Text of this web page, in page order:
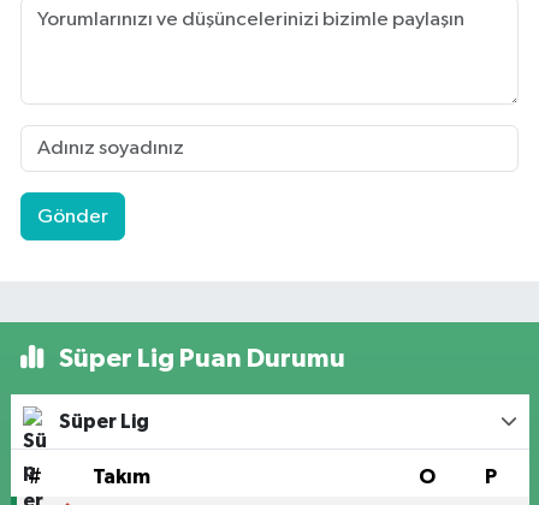
Gönder
Süper Lig Puan Durumu
Süper Lig
# Takım O P